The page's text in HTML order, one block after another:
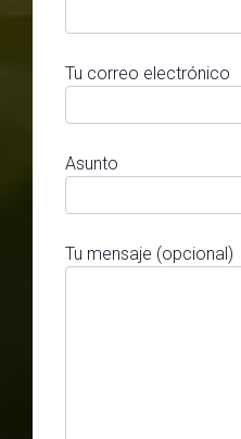
Tu correo electrónico
Asunto
Tu mensaje (opcional)